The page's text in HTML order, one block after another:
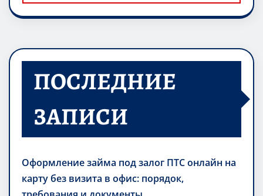
ПОСЛЕДНИЕ
ЗАПИСИ
Оформление займа под залог ПТС онлайн на
карту без визита в офис: порядок,